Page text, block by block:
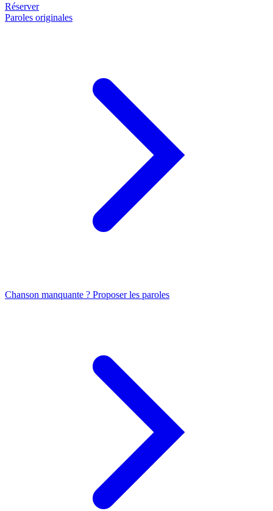
Réserver
Paroles originales
Chanson manquante ? Proposer les paroles